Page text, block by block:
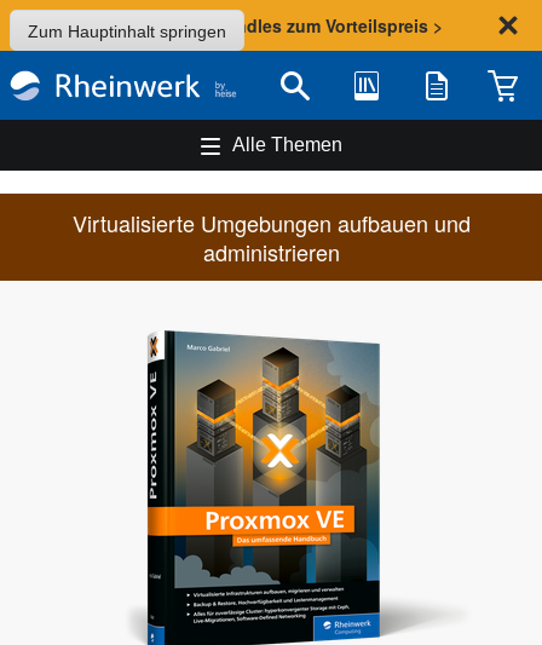
Zum Hauptinhalt springen
Sommer-Aktion: Bundles zum Vorteilspreis >
Suche Bibliothek Merkliste
Alle Themen
Virtualisierte Umgebungen aufbauen und
administrieren